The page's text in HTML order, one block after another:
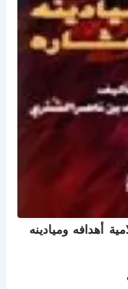
أهدافه وميادينه